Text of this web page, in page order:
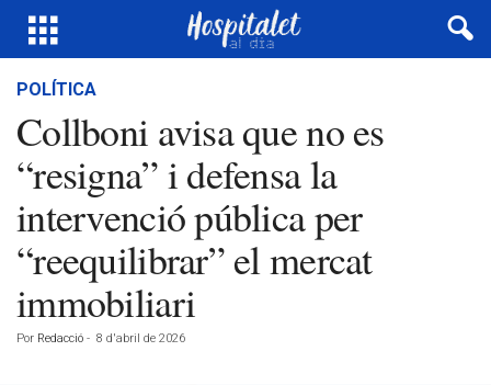
POLÍTICA
Collboni avisa que no es
“resigna” i defensa la
intervenció pública per
“reequilibrar” el mercat
immobiliari
Por Redacció - 8 d'abril de 2026